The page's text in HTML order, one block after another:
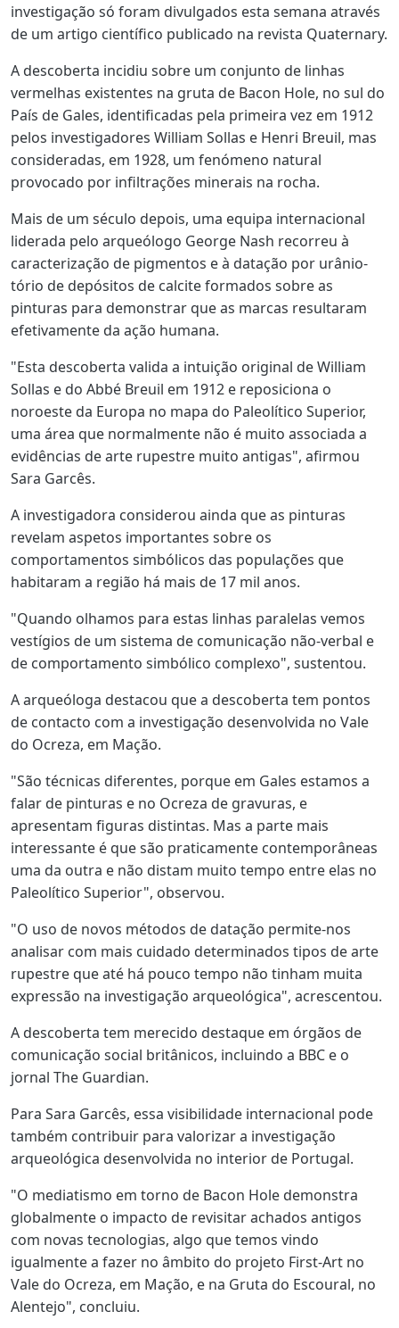
investigação só foram divulgados esta semana através
de um artigo científico publicado na revista Quaternary.
A descoberta incidiu sobre um conjunto de linhas
vermelhas existentes na gruta de Bacon Hole, no sul do
País de Gales, identificadas pela primeira vez em 1912
pelos investigadores William Sollas e Henri Breuil, mas
consideradas, em 1928, um fenómeno natural
provocado por infiltrações minerais na rocha.
Mais de um século depois, uma equipa internacional
liderada pelo arqueólogo George Nash recorreu à
caracterização de pigmentos e à datação por urânio-
tório de depósitos de calcite formados sobre as
pinturas para demonstrar que as marcas resultaram
efetivamente da ação humana.
"Esta descoberta valida a intuição original de William
Sollas e do Abbé Breuil em 1912 e reposiciona o
noroeste da Europa no mapa do Paleolítico Superior,
uma área que normalmente não é muito associada a
evidências de arte rupestre muito antigas", afirmou
Sara Garcês.
A investigadora considerou ainda que as pinturas
revelam aspetos importantes sobre os
comportamentos simbólicos das populações que
habitaram a região há mais de 17 mil anos.
"Quando olhamos para estas linhas paralelas vemos
vestígios de um sistema de comunicação não-verbal e
de comportamento simbólico complexo", sustentou.
A arqueóloga destacou que a descoberta tem pontos
de contacto com a investigação desenvolvida no Vale
do Ocreza, em Mação.
"São técnicas diferentes, porque em Gales estamos a
falar de pinturas e no Ocreza de gravuras, e
apresentam figuras distintas. Mas a parte mais
interessante é que são praticamente contemporâneas
uma da outra e não distam muito tempo entre elas no
Paleolítico Superior", observou.
"O uso de novos métodos de datação permite-nos
analisar com mais cuidado determinados tipos de arte
rupestre que até há pouco tempo não tinham muita
expressão na investigação arqueológica", acrescentou.
A descoberta tem merecido destaque em órgãos de
comunicação social britânicos, incluindo a BBC e o
jornal The Guardian.
Para Sara Garcês, essa visibilidade internacional pode
também contribuir para valorizar a investigação
arqueológica desenvolvida no interior de Portugal.
"O mediatismo em torno de Bacon Hole demonstra
globalmente o impacto de revisitar achados antigos
com novas tecnologias, algo que temos vindo
igualmente a fazer no âmbito do projeto First-Art no
Vale do Ocreza, em Mação, e na Gruta do Escoural, no
Alentejo", concluiu.